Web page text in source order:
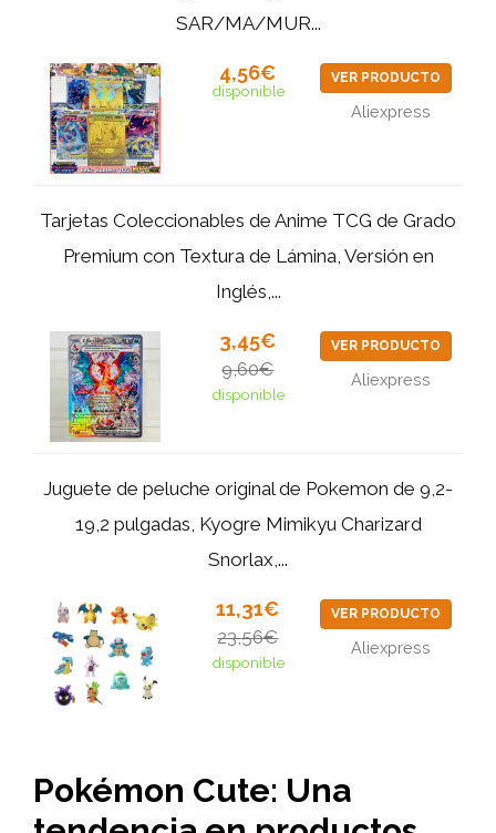
SAR/MA/MUR...
4,56€
disponible
VER PRODUCTO
Aliexpress
Tarjetas Coleccionables de Anime TCG de Grado
Premium con Textura de Lámina, Versión en
Inglés,...
3,45€
9,60€
disponible
VER PRODUCTO
Aliexpress
Juguete de peluche original de Pokemon de 9,2-
19,2 pulgadas, Kyogre Mimikyu Charizard
Snorlax,...
11,31€
23,56€
disponible
VER PRODUCTO
Aliexpress
Pokémon Cute: Una